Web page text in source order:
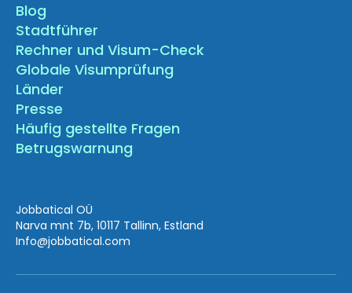
Blog
Stadtführer
Rechner und Visum-Check
Globale Visumprüfung
Länder
Presse
Häufig gestellte Fragen
Betrugswarnung
Jobbatical OÜ
Narva mnt 7b, 10117 Tallinn, Estland
Info@jobbatical.com